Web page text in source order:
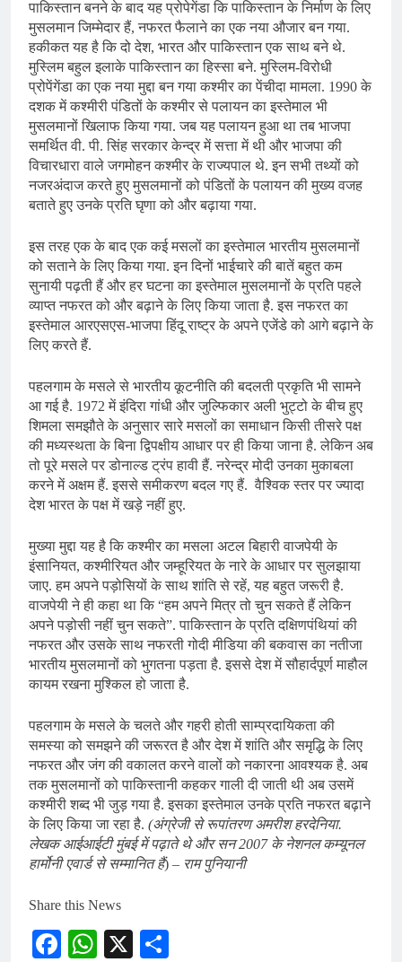
पाकिस्तान बनने के बाद यह प्रोपेगेंडा कि पाकिस्तान के निर्माण के लिए
मुसलमान जिम्मेदार हैं, नफरत फैलाने का एक नया औजार बन गया.
हकीकत यह है कि दो देश, भारत और पाकिस्तान एक साथ बने थे.
मुस्लिम बहुल इलाके पाकिस्तान का हिस्सा बने. मुस्लिम-विरोधी
प्रोपेंगेंडा का एक नया मुद्दा बन गया कश्मीर का पेंचीदा मामला. 1990 के
दशक में कश्मीरी पंडितों के कश्मीर से पलायन का इस्तेमाल भी
मुसलमानों खिलाफ किया गया. जब यह पलायन हुआ था तब भाजपा
समर्थित वी. पी. सिंह सरकार केन्द्र में सत्ता में थी और भाजपा की
विचारधारा वाले जगमोहन कश्मीर के राज्यपाल थे. इन सभी तथ्यों को
नजरअंदाज करते हुए मुसलमानों को पंडितों के पलायन की मुख्य वजह
बताते हुए उनके प्रति घृणा को और बढ़ाया गया.
इस तरह एक के बाद एक कई मसलों का इस्तेमाल भारतीय मुसलमानों
को सताने के लिए किया गया. इन दिनों भाईचारे की बातें बहुत कम
सुनायी पढ़ती हैं और हर घटना का इस्तेमाल मुसलमानों के प्रति पहले
व्याप्त नफरत को और बढ़ाने के लिए किया जाता है. इस नफरत का
इस्तेमाल आरएसएस-भाजपा हिंदू राष्ट्र के अपने एजेंडे को आगे बढ़ाने के
लिए करते हैं.
पहलगाम के मसले से भारतीय कूटनीति की बदलती प्रकृति भी सामने
आ गई है. 1972 में इंदिरा गांधी और जुल्फिकार अली भुट्टो के बीच हुए
शिमला समझौते के अनुसार सारे मसलों का समाधान किसी तीसरे पक्ष
की मध्यस्थता के बिना द्विपक्षीय आधार पर ही किया जाना है. लेकिन अब
तो पूरे मसले पर डोनाल्ड ट्रंप हावी हैं. नरेन्द्र मोदी उनका मुकाबला
करने में अक्षम हैं. इससे समीकरण बदल गए हैं. वैश्विक स्तर पर ज्यादा
देश भारत के पक्ष में खड़े नहीं हुए.
मुख्या मुद्दा यह है कि कश्मीर का मसला अटल बिहारी वाजपेयी के
इंसानियत, कश्मीरियत और जम्हूरियत के नारे के आधार पर सुलझाया
जाए. हम अपने पड़ोसियों के साथ शांति से रहें, यह बहुत जरूरी है.
वाजपेयी ने ही कहा था कि “हम अपने मित्र तो चुन सकते हैं लेकिन
अपने पड़ोसी नहीं चुन सकते”. पाकिस्तान के प्रति दक्षिणपंथियां की
नफरत और उसके साथ नफरती गोदी मीडिया की बकवास का नतीजा
भारतीय मुसलमानों को भुगतना पड़ता है. इससे देश में सौहार्दपूर्ण माहौल
कायम रखना मुश्किल हो जाता है.
पहलगाम के मसले के चलते और गहरी होती साम्प्रदायिकता की
समस्या को समझने की जरूरत है और देश में शांति और समृद्धि के लिए
नफरत और जंग की वकालत करने वालों को नकारना आवश्यक है. अब
तक मुसलमानों को पाकिस्तानी कहकर गाली दी जाती थी अब उसमें
कश्मीरी शब्द भी जुड़ गया है. इसका इस्तेमाल उनके प्रति नफरत बढ़ाने
के लिए किया जा रहा है. (अंग्रेजी से रूपांतरण अमरीश हरदेनिया.
लेखक आईआईटी मुंबई में पढ़ाते थे और सन 2007 के नेशनल कम्यूनल
हार्मोनी एवार्ड से सम्मानित हैं) – राम पुनियानी
Share this News
Facebook
WhatsApp
X